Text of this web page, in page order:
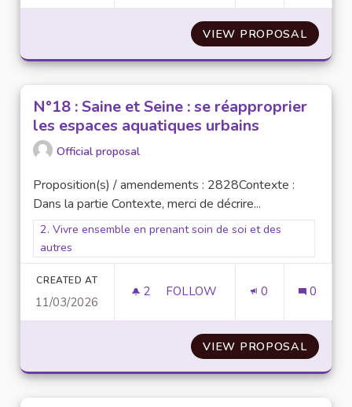
VIEW PROPOSALN° 58 :
N°18 : Saine et Seine : se réapproprier
les espaces aquatiques urbains
Official proposal
Proposition(s) / amendements : 2828Contexte :
Dans la partie Contexte, merci de décrire...
Filter results for scope: 2. Vivre ensemble en prenant soin
2. Vivre ensemble en prenant soin de soi et des
autres
CREATED AT
11/03/2026
2 2 FOLLOWERS
FOLLOW 0 0
VIEW PROPOSALN°18 :